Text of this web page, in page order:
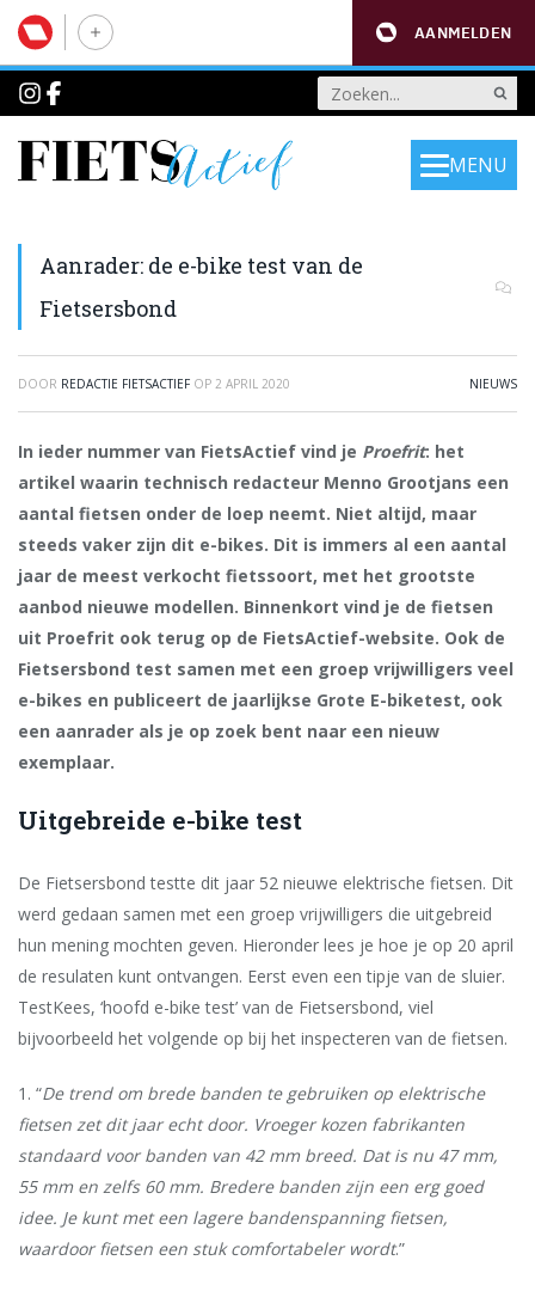
AANMELDEN
MENU
Aanrader: de e-bike test van de
Fietsersbond
DOOR REDACTIE FIETSACTIEF OP 2 APRIL 2020 NIEUWS
In ieder nummer van FietsActief vind je Proefrit: het
artikel waarin technisch redacteur Menno Grootjans een
aantal fietsen onder de loep neemt. Niet altijd, maar
steeds vaker zijn dit e-bikes. Dit is immers al een aantal
jaar de meest verkocht fietssoort, met het grootste
aanbod nieuwe modellen. Binnenkort vind je de fietsen
uit Proefrit ook terug op de FietsActief-website. Ook de
Fietsersbond test samen met een groep vrijwilligers veel
e-bikes en publiceert de jaarlijkse Grote E-biketest, ook
een aanrader als je op zoek bent naar een nieuw
exemplaar.
Uitgebreide e-bike test
De Fietsersbond testte dit jaar 52 nieuwe elektrische fietsen. Dit
werd gedaan samen met een groep vrijwilligers die uitgebreid
hun mening mochten geven. Hieronder lees je hoe je op 20 april
de resulaten kunt ontvangen. Eerst even een tipje van de sluier.
TestKees, ‘hoofd e-bike test’ van de Fietsersbond, viel
bijvoorbeeld het volgende op bij het inspecteren van de fietsen.
1. “De trend om brede banden te gebruiken op elektrische
fietsen zet dit jaar echt door. Vroeger kozen fabrikanten
standaard voor banden van 42 mm breed. Dat is nu 47 mm,
55 mm en zelfs 60 mm. Bredere banden zijn een erg goed
idee. Je kunt met een lagere bandenspanning fietsen,
waardoor fietsen een stuk comfortabeler wordt.”